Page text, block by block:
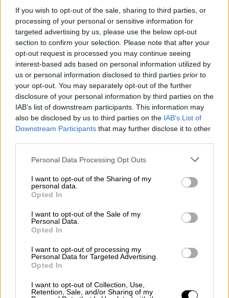
If you wish to opt-out of the sale, sharing to third parties, or
processing of your personal or sensitive information for
targeted advertising by us, please use the below opt-out
section to confirm your selection. Please note that after your
opt-out request is processed you may continue seeing
interest-based ads based on personal information utilized by
us or personal information disclosed to third parties prior to
your opt-out. You may separately opt-out of the further
disclosure of your personal information by third parties on the
IAB’s list of downstream participants. This information may
also be disclosed by us to third parties on the IAB’s List of
Downstream Participants that may further disclose it to other
Please note that this website/app uses one or more Google
not limited to your visit or usage behaviour. You may click to
grant or deny consent to Google and its third-party tags to
use your data for below specified purposes in below Google
consent section.
Personal Data Processing Opt Outs
I want to opt-out of the Sharing of my
personal data.
Opted In
I want to opt-out of the Sale of my
Personal Data.
Opted In
I want to opt-out of processing my
Personal Data for Targeted Advertising.
Opted In
I want to opt-out of Collection, Use,
Retention, Sale, and/or Sharing of my
θα ορίσουμε κι εμείς τονυποψήφιο μας.
Περιμένουμε να πει: ‘Θέλω πρόωρες
εκλογές. Πηγαίνουμε σε κάλπες, κύριε
Κεμάλ, έλα κι εσύ να ψηφίσεις’».
Ο αρχηγός της συμμαχίας της
αντιπολίτευσης απαντά για πρώτη φορά για
το πότε θα ανακοινώσει τελικά τον κοινό
υποψήφιο, καθώς φαίνεται ότι προσπαθεί
ακόμη να «ζυγίσει» την κοινή γνώμη, η οποία
προς το παρόν «ψηφίζει» υπέρ των
δημάρχων Κωνσταντινούπολης και Άγκυρας.
ΔΙΑΒΑΣΤΕ ΕΠΙΣΗΣ
Κόσμος|13.01.2022 12:11
Άγριος καυγάς μεταξύ βουλευτών
στην Τουρκία: «Πάντα είσαστε
εναντίον μας» - «Αναιδές σκουλήκι!»
Κόσμος|13.01.2022 11:30
Κορονοϊός: 77.722 κρούσματα στην